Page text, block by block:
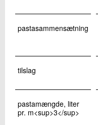
pastasammensætning
tilslag
pastamængde, liter
pr. m<sup>3</sup>